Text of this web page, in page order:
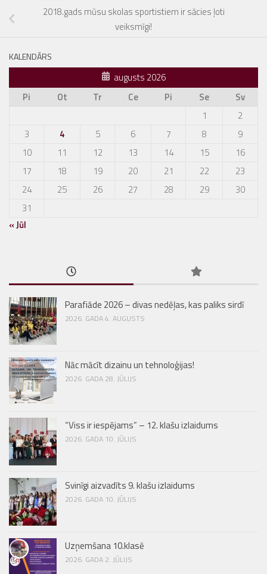
2018.gads mūsu skolas sportistiem ir sācies ļoti
veiksmīgi!
KALENDĀRS
augusts 2026
Pi
Ot Tr Ce Pi Se
Sv
1
2
3
4 5 6 7 8
9
10
11 12 13 14 15
16
17
18 19 20 21 22
23
24
25 26 27 28 29
30
31
« Jūl
Parafiāde 2026 – divas nedēļas, kas paliks sirdī
2026. GADA 4. AUGUSTS
Nāc mācīt dizainu un tehnoloģijas!
2026. GADA 28. JŪLIJS
“Viss ir iespējams” – 12. klašu izlaidums
2026. GADA 10. JŪLIJS
Svinīgi aizvadīts 9. klašu izlaidums
2026. GADA 10. JŪLIJS
Uzņemšana 10.klasē
2026. GADA 2. JŪLIJS